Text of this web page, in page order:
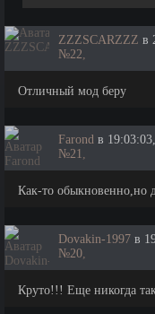
ZZZSCARZZZ в
№22,
Отличный мод беру
Farond в
№21,
Как-то обыкновенно,но
Dovakin-1997 в
№20,
Круто!!! Еще никогда